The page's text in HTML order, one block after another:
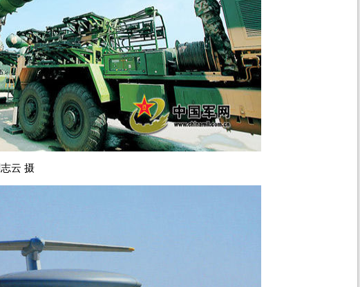
云 摄